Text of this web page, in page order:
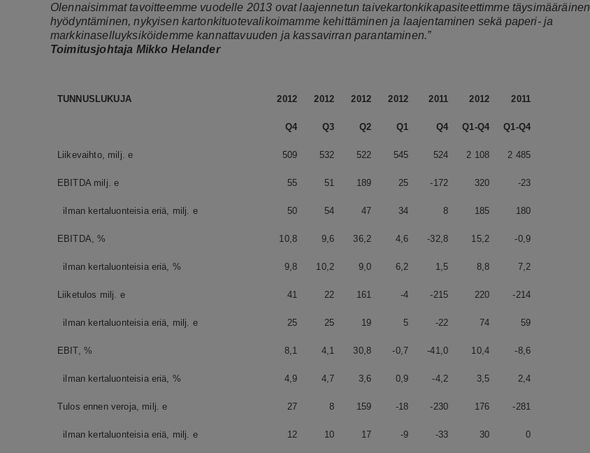
Olennaisimmat tavoitteemme vuodelle 2013 ovat laajennetun taivekartonkikapasiteettimme täysimääräinen
hyödyntäminen, nykyisen kartonkituotevalikoimamme kehittäminen ja laajentaminen sekä paperi- ja
markkinaselluyksiköidemme kannattavuuden ja kassavirran parantaminen.”
Toimitusjohtaja Mikko Helander
TUNNUSLUKUJA 2012 2012 2012 2012 2011 2012 2011
Q4 Q3 Q2 Q1 Q4 Q1-Q4 Q1-Q4
Liikevaihto, milj. e 509 532 522 545 524 2 108 2 485
EBITDA milj. e 55 51 189 25 -172 320 -23
ilman kertaluonteisia eriä, milj. e 50 54 47 34 8 185 180
EBITDA, % 10,8 9,6 36,2 4,6 -32,8 15,2 -0,9
ilman kertaluonteisia eriä, % 9,8 10,2 9,0 6,2 1,5 8,8 7,2
Liiketulos milj. e 41 22 161 -4 -215 220 -214
ilman kertaluonteisia eriä, milj. e 25 25 19 5 -22 74 59
EBIT, % 8,1 4,1 30,8 -0,7 -41,0 10,4 -8,6
ilman kertaluonteisia eriä, % 4,9 4,7 3,6 0,9 -4,2 3,5 2,4
Tulos ennen veroja, milj. e 27 8 159 -18 -230 176 -281
ilman kertaluonteisia eriä, milj. e 12 10 17 -9 -33 30 0